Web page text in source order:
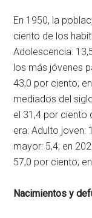
En 1950, la
ciento de los
Adolescencia:
los más jóvenes
43,0 por ciento;
mediados del
el 31,4 por ciento
era: Adulto joven:
mayor: 5,4; en
57,0 por ciento;
Nacimientos y